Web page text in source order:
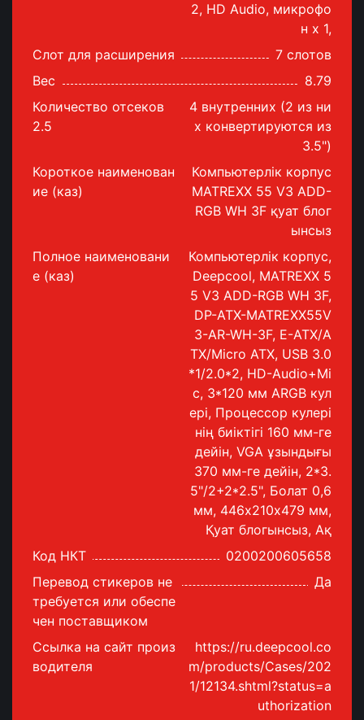
2, HD Audio, микрофо
н x 1,
Слот для расширения
7 слотов
Вес
8.79
Количество отсеков
2.5
4 внутренних (2 из ни
х конвертируются из
3.5")
Короткое наименован
ие (каз)
Компьютерлік корпус
MATREXX 55 V3 ADD-
RGB WH 3F қуат блог
ынсыз
Полное наименовани
е (каз)
Компьютерлік корпус,
Deepcool, MATREXX 5
5 V3 ADD-RGB WH 3F,
DP-ATX-MATREXX55V
3-AR-WH-3F, E-ATX/A
TX/Micro ATX, USB 3.0
*1/2.0*2, HD-Audio+Mi
c, 3*120 мм ARGB кул
ері, Процессор кулері
нің биіктігі 160 мм-ге
дейін, VGA ұзындығы
370 мм-ге дейін, 2*3.
5"/2+2*2.5", Болат 0,6
мм, 446х210х479 мм,
Қуат блогынсыз, Ақ
Код НКТ
0200200605658
Перевод стикеров не
требуется или обеспе
чен поставщиком
Да
Ссылка на сайт произ
водителя
https://ru.deepcool.co
m/products/Cases/202
1/12134.shtml?status=a
uthorization